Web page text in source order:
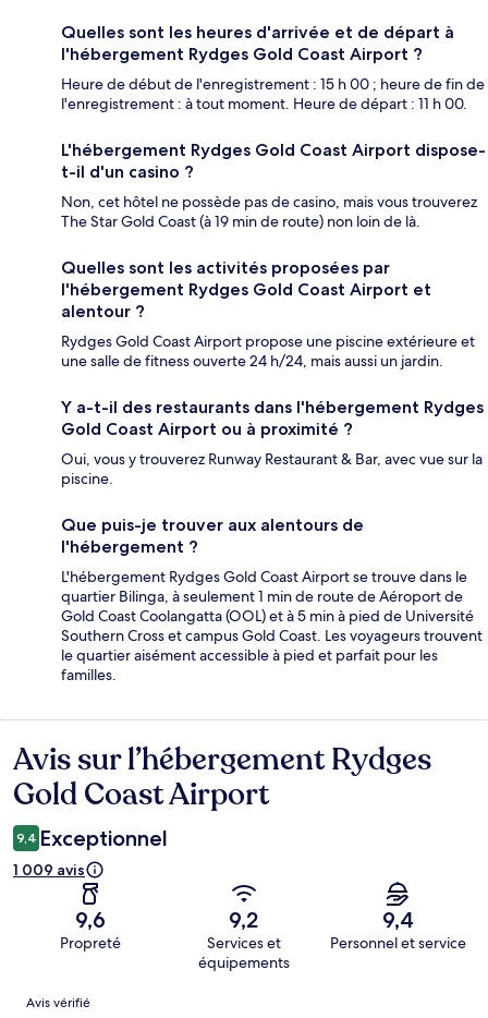
Quelles sont les heures d'arrivée et de départ à
l'hébergement Rydges Gold Coast Airport ?
Heure de début de l'enregistrement : 15 h 00 ; heure de fin de
l'enregistrement : à tout moment. Heure de départ : 11 h 00.
L'hébergement Rydges Gold Coast Airport dispose-
t-il d'un casino ?
Non, cet hôtel ne possède pas de casino, mais vous trouverez
The Star Gold Coast (à 19 min de route) non loin de là.
Quelles sont les activités proposées par
l'hébergement Rydges Gold Coast Airport et
alentour ?
Rydges Gold Coast Airport propose une piscine extérieure et
une salle de fitness ouverte 24 h/24, mais aussi un jardin.
Y a-t-il des restaurants dans l'hébergement Rydges
Gold Coast Airport ou à proximité ?
Oui, vous y trouverez Runway Restaurant & Bar, avec vue sur la
piscine.
Que puis-je trouver aux alentours de
l'hébergement ?
L'hébergement Rydges Gold Coast Airport se trouve dans le
quartier Bilinga, à seulement 1 min de route de Aéroport de
Gold Coast Coolangatta (OOL) et à 5 min à pied de Université
Southern Cross et campus Gold Coast. Les voyageurs trouvent
le quartier aisément accessible à pied et parfait pour les
familles.
Avis
Avis sur l’hébergement Rydges
Gold Coast Airport
9,4 Exceptionnel
1 009 avis
9,6
Propreté
9,2
Services et
équipements
9,4
Personnel et service
Avis
Avis vérifié